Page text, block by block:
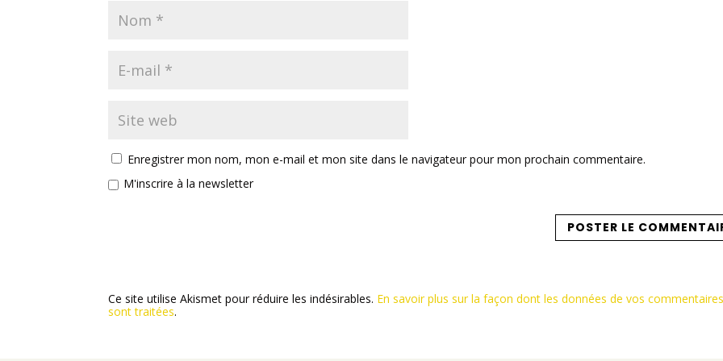
Enregistrer mon nom, mon e-mail et mon site dans le navigateur pour mon prochain commentaire.
M'inscrire à la newsletter
Ce site utilise Akismet pour réduire les indésirables. En savoir plus sur la façon dont les données de vos
sont traitées.